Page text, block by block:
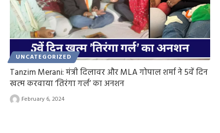
UNCATEGORIZED
Tanzim Merani: मंत्री दिलावर और MLA गोपाल शर्मा ने 5वें दिन
खत्म करवाया ‘तिरंगा गर्ल’ का अनशन
February 6, 2024